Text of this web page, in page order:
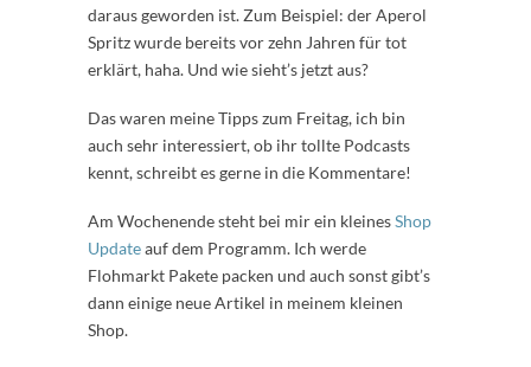
daraus geworden ist. Zum Beispiel: der Aperol
Spritz wurde bereits vor zehn Jahren für tot
erklärt, haha. Und wie sieht’s jetzt aus?
Das waren meine Tipps zum Freitag, ich bin
auch sehr interessiert, ob ihr tollte Podcasts
kennt, schreibt es gerne in die Kommentare!
Am Wochenende steht bei mir ein kleinesShop
Updateauf dem Programm. Ich werde
Flohmarkt Pakete packen und auch sonst gibt’s
dann einige neue Artikel in meinem kleinen
Shop.